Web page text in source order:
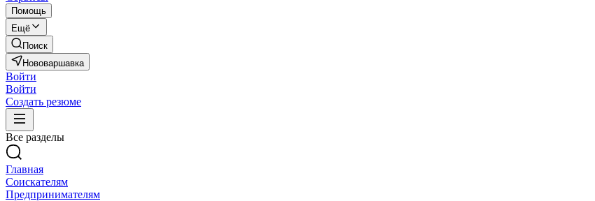
Помощь
Ещё
Поиск
Нововаршавка
Войти
Войти
Создать резюме
Все разделы
Главная
Соискателям
Предпринимателям